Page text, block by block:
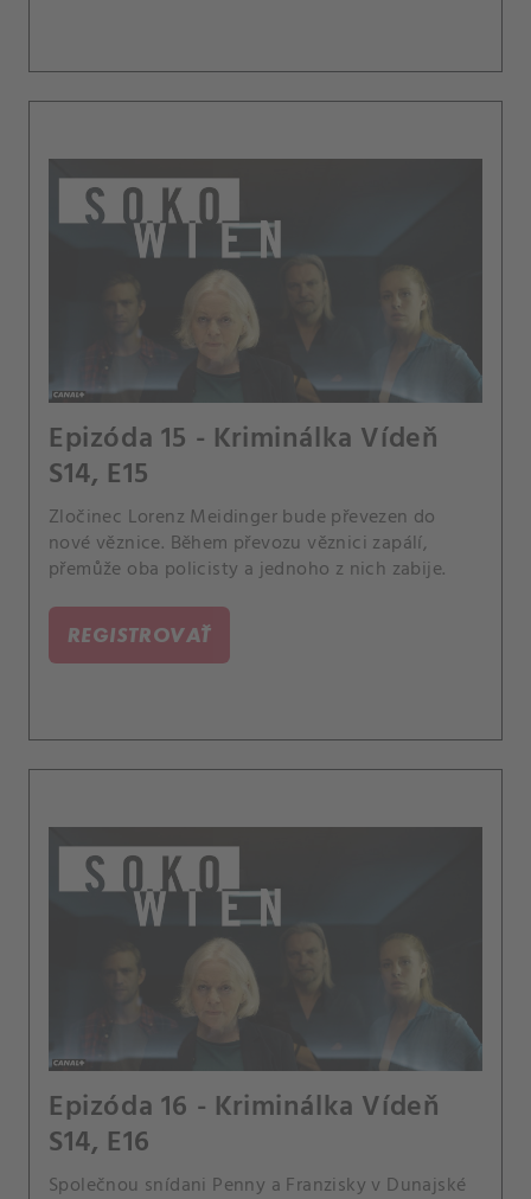
Epizóda 15 - Kriminálka Vídeň
S14, E15
Zločinec Lorenz Meidinger bude převezen do
nové věznice. Během převozu věznici zapálí,
přemůže oba policisty a jednoho z nich zabije.
REGISTROVAŤ
Epizóda 16 - Kriminálka Vídeň
S14, E16
Společnou snídani Penny a Franzisky v Dunajské